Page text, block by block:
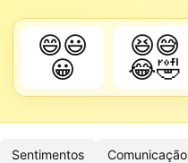
😄😃
😀
😆😅
😂🤣
Sentimentos Comunicação